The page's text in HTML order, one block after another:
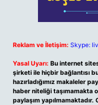
Reklam ve İletişim: Skype:
Yasal Uyarı: Bu internet
şirketi ile hiçbir bağlantısı
hazırladığımız makaleler
haber niteliği taşımamakta
paylaşım